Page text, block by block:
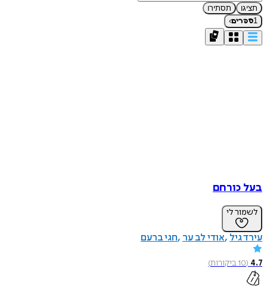
תציגו
תסתירו
1ספרים›
בעל כורחם
לשמור לי
עירד גיל אודי לב ער חגי ברעם
4.7
(
10ביקורות)